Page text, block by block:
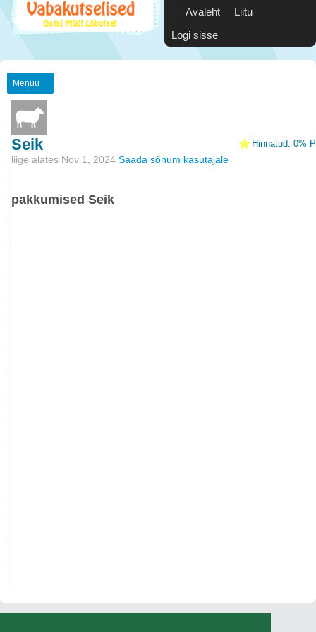
Avaleht
Liitu
Logi sisse
Menüü
Seik Hinnatud: 0%
liige alates Nov 1, 2024 Saada sõnum kasutajale
pakkumised Seik